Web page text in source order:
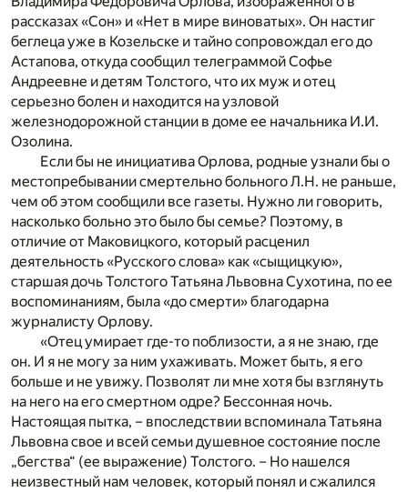
рассказах «Сон» и «Нет в мире виноватых». Он настиг
беглеца уже в Козельске и тайно сопровождал его до
Астапова, откуда сообщил телеграммой Софье
Андреевне и детям Толстого, что их муж и отец
серьезно болен и находится на узловой
железнодорожной станции в доме ее начальника И.И.
Озолина.
Если бы не инициатива Орлова, родные узнали бы о
местопребывании смертельно больного Л.Н. не раньше,
чем об этом сообщили все газеты. Нужно ли говорить,
насколько больно это было бы семье? Поэтому, в
отличие от Маковицкого, который расценил
деятельность «Русского слова» как «сыщицкую»,
старшая дочь Толстого Татьяна Львовна Сухотина, по ее
воспоминаниям, была «до смерти» благодарна
журналисту Орлову.
«Отец умирает где-то поблизости, а я не знаю, где
он. И я не могу за ним ухаживать. Может быть, я его
больше и не увижу. Позволят ли мне хотя бы взглянуть
на него на его смертном одре? Бессонная ночь.
Настоящая пытка, – впоследствии вспоминала Татьяна
Львовна свое и всей семьи душевное состояние после
„бегства“ (ее выражение) Толстого. – Но нашелся
неизвестный нам человек, который понял и сжалился